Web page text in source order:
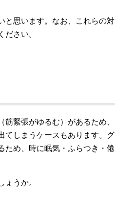
と思います。なお、これらの対
さい。
緊張がゆるむ）があるため、
てしまうケースもあります。グ
ため、時に眠気・ふらつき・倦
うか。